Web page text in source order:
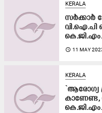
KERALA
സർക്കാർ
വി.ഐ.പി
access_time 11 MAY
KERALA
`ആരോഗ്യ